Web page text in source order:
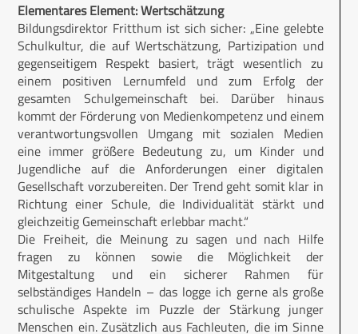
Elementares Element: Wertschätzung
Bildungsdirektor Fritthum ist sich sicher: „Eine gelebte
Schulkultur, die auf Wertschätzung, Partizipation und
gegenseitigem Respekt basiert, trägt wesentlich zu
einem positiven Lernumfeld und zum Erfolg der
gesamten Schulgemeinschaft bei. Darüber hinaus
kommt der Förderung von Medienkompetenz und einem
verantwortungsvollen Umgang mit sozialen Medien
eine immer größere Bedeutung zu, um Kinder und
Jugendliche auf die Anforderungen einer digitalen
Gesellschaft vorzubereiten. Der Trend geht somit klar in
Richtung einer Schule, die Individualität stärkt und
gleichzeitig Gemeinschaft erlebbar macht.“
Die Freiheit, die Meinung zu sagen und nach Hilfe
fragen zu können sowie die Möglichkeit der
Mitgestaltung und ein sicherer Rahmen für
selbständiges Handeln – das logge ich gerne als große
schulische Aspekte im Puzzle der Stärkung junger
Menschen ein. Zusätzlich aus Fachleuten, die im Sinne